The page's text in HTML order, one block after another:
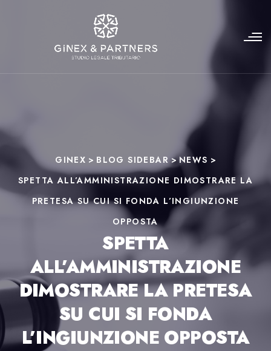
GINEX > BLOG SIDEBAR>NEWS >
SPETTA ALL’AMMINISTRAZIONE DIMOSTRARE LA
PRETESA SU CUI SI FONDA L’INGIUNZIONE
OPPOSTA
SPETTA
ALL’AMMINISTRAZIONE
DIMOSTRARE LA PRETESA
SU CUI SI FONDA
L’INGIUNZIONE OPPOSTA